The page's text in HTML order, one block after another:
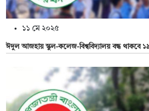
১১ মে ২০২৫
ঈদুল আজহায় স্কুল-কলেজ-বিশ্ববিদ্যালয় বন্ধ থাকবে